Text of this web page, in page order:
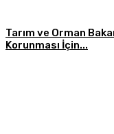
Tarım ve Orman
Korunması İçin...